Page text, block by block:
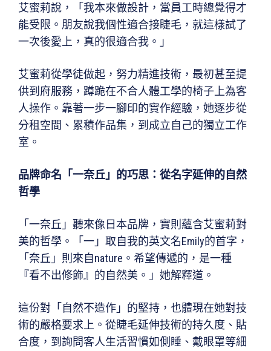
艾蜜莉說，「我本來做設計，當員工時總覺得才
能受限。朋友說我個性適合接睫毛，就這樣試了
一次後愛上，真的很適合我。」
艾蜜莉從學徒做起，努力精進技術，最初甚至提
供到府服務，蹲跪在不合人體工學的椅子上為客
人操作。靠著一步一腳印的實作經驗，她逐步從
分租空間、累積作品集，到成立自己的獨立工作
室。
品牌命名「一奈丘」的巧思：從名字延伸的自然
哲學
「一奈丘」聽來像日本品牌，實則蘊含艾蜜莉對
美的哲學。「一」取自我的英文名Emily的首字，
「奈丘」則來自nature。希望傳遞的，是一種
『看不出修飾』的自然美。」她解釋道。
這份對「自然不造作」的堅持，也體現在她對技
術的嚴格要求上。從睫毛延伸技術的持久度、貼
合度，到詢問客人生活習慣如側睡、戴眼罩等細